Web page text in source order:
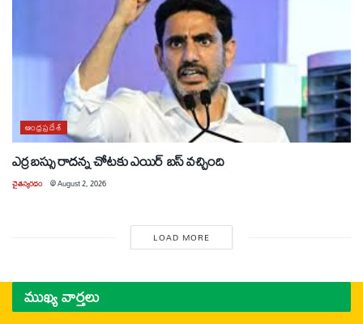
ఆంధ్రప్రదేశ్
ఎర్ర బస్సు రాదన్న చోటకు ఎయిర్ బస్ వచ్చింది
చైతన్యరధం @August 2, 2026
LOAD MORE
ముఖ్య వార్తలు